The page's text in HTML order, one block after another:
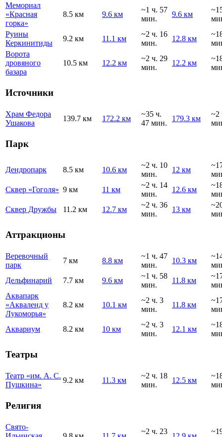
Мемориал
«Красная
горка»
8.5 км 9.6 км
~1 ч. 57
мин.
9.6 км
Руины
Керкинитиды
9.2 км 11.1 км
~2 ч. 16
мин.
12.8 км
Ворота
дровяного
базара
10.5 км 12.2 км
~2 ч. 29
мин.
12.2 км
Источники
Храм Федора
Ушакова
139.7 км 172.2 км
~35 ч.
47 мин.
179.3 км
~2
Парк
Дендропарк 8.5 км 10.6 км
~2 ч. 10
мин.
12 км
Сквер «Гоголя» 9 км 11 км
~2 ч. 14
мин.
12.6 км
Сквер Дружбы
11.2 км 12.7 км
~2 ч. 36
мин.
13 км
Аттракционы
Веревочный
парк
7 км 8.8 км
~1 ч. 47
мин.
10.3 км
Дельфинарий
7.7 км 9.6 км
~1 ч. 58
мин.
11.8 км
Аквапарк
«Акваленд у
Лукоморья»
8.2 км 10.1 км
~2 ч. 3
мин.
11.8 км
Аквариум 8.2 км 10 км
~2 ч. 3
мин.
12.1 км
Театры
Театр «им. А. С.
Пушкина»
9.2 км 11.3 км
~2 ч. 18
мин.
12.5 км
Религия
Свято-
~2 ч. 23